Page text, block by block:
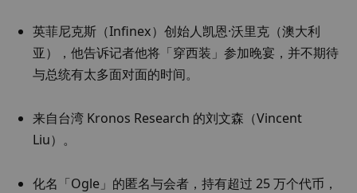
英菲尼克斯（Infinex）创始人凯恩·沃里克（澳大利
亚），他告诉记者他将「穿西装」参加晚宴，并不期待
与总统有太多面对面的时间。
来自台湾 Kronos Research 的刘文森（Vincent
Liu）。
化名「Ogle」的匿名与会者，持有超过 25 万个代币，